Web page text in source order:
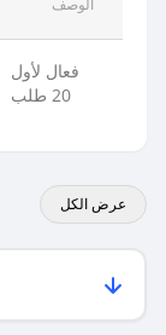
الوصف
فعال لأول
20 طلب
عرض الكل